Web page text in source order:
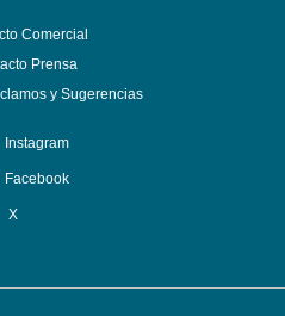
Comercial
Prensa
y Sugerencias
Instagram
Facebook
X